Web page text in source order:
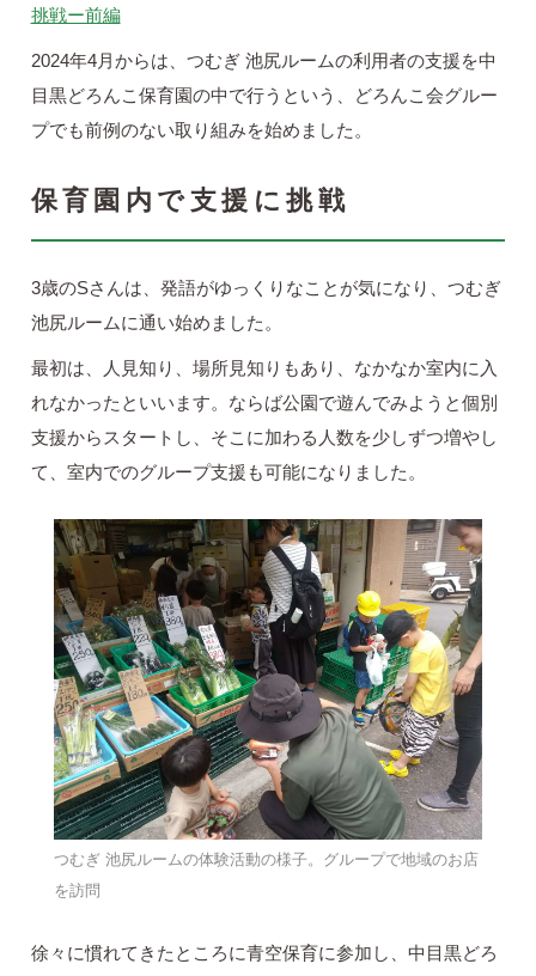
挑戦ー前編
2024年4月からは、つむぎ 池尻ルームの利用者の支援を中
目黒どろんこ保育園の中で行うという、どろんこ会グルー
プでも前例のない取り組みを始めました。
保育園内で支援に挑戦
3歳のSさんは、発語がゆっくりなことが気になり、つむぎ
池尻ルームに通い始めました。
最初は、人見知り、場所見知りもあり、なかなか室内に入
れなかったといいます。ならば公園で遊んでみようと個別
支援からスタートし、そこに加わる人数を少しずつ増やし
て、室内でのグループ支援も可能になりました。
つむぎ 池尻ルームの体験活動の様子。グループで地域のお店
を訪問
徐々に慣れてきたところに青空保育に参加し、中目黒どろ